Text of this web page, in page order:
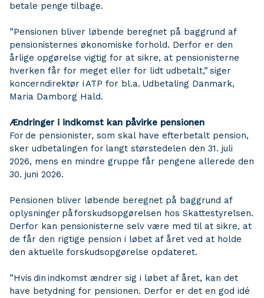
betale penge tilbage.
”Pensionen bliver løbende beregnet på baggrund af
pensionisternes økonomiske forhold. Derfor er den
årlige opgørelse vigtig for at sikre, at pensionisterne
hverken får for meget eller for lidt udbetalt,” siger
koncerndirektør i ATP for bl.a. Udbetaling Danmark,
Maria Damborg Hald.
Ændringer i indkomst kan påvirke pensionen
For de pensionister, som skal have efterbetalt pension,
sker udbetalingen for langt størstedelen den 31. juli
2026, mens en mindre gruppe får pengene allerede den
30. juni 2026.
Pensionen bliver løbende beregnet på baggrund af
oplysninger på forskudsopgørelsen hos Skattestyrelsen.
Derfor kan pensionisterne selv være med til at sikre, at
de får den rigtige pension i løbet af året ved at holde
den aktuelle forskudsopgørelse opdateret.
”Hvis din indkomst ændrer sig i løbet af året, kan det
have betydning for pensionen. Derfor er det en god idé